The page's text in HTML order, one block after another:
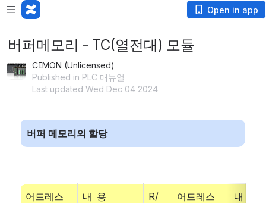
Open in app
버퍼메모리 - TC(열전대) 모듈
CIMON (Unlicensed)
Published in PLC 매뉴얼
Last updated Wed Dec 04 2024
버퍼 메모리의 할당
어드레스 내  용
R/
어드레스 내  용